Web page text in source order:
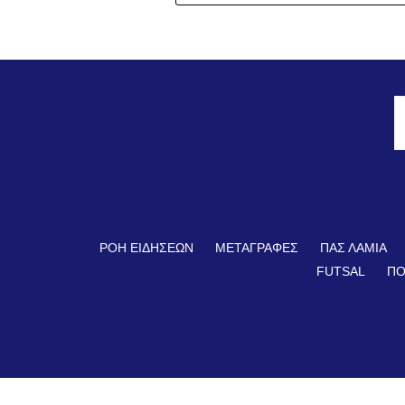
ΡΟΗ ΕΙΔΗΣΕΩΝ ΜΕΤΑΓΡΑΦΕΣ
ΠΑΣ ΛΑΜΙΑ
FUTSAL